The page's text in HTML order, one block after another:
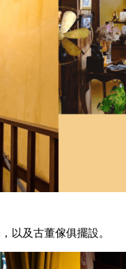
以及古董傢俱擺設。